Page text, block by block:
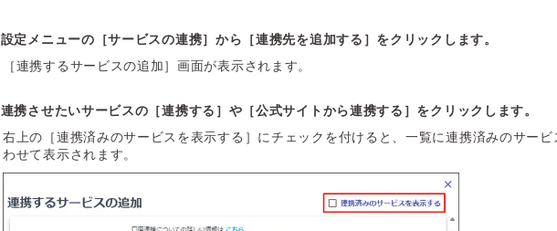
設定メニューの［サービスの連携］から［連携先を追加する］をクリックします。
［連携するサービスの追加］画面が表示されます。
連携させたいサービスの［連携する］や［公式サイトから連携する］をクリックします。
右上の［連携済みのサービスを表示する］にチェックを付けると、一覧に連携済みのサービ
わせて表示されます。